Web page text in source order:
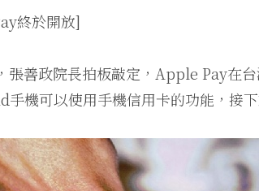
終於開放]
張善政院長拍板敲定，Apple Pay在
機可以使用手機信用卡的功能，接